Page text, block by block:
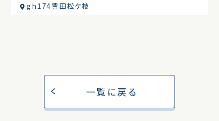
gh174豊田松ケ枝
一覧に戻る